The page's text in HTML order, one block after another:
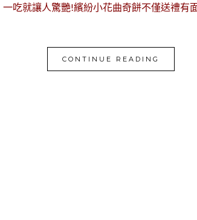
吃就讓人驚艷!繽紛小花曲奇餅不僅送禮有
CONTINUE READING